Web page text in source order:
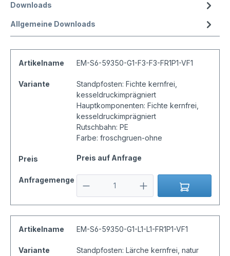
Downloads
Allgemeine Downloads
Artikelname EM-S6-59350-G1-F3-F3-FR1P1-VF1
Variante
Standpfosten: Fichte kernfrei,
kesseldruckimprägniert
Hauptkomponenten: Fichte kernfrei,
kesseldruckimprägniert
Rutschbahn: PE
Farbe: froschgruen-ohne
Preis Preis auf Anfrage
Anfragemenge
Artikelname EM-S6-59350-G1-L1-L1-FR1P1-VF1
Variante
Standpfosten: Lärche kernfrei, natur